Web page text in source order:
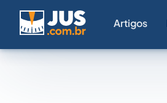
Artigos